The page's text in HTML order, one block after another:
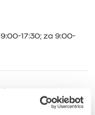
17:30; za 9:00-
beoordelingen)